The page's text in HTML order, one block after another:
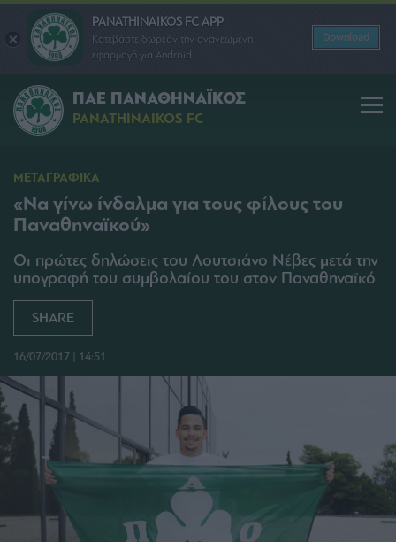
PANATHINAIKOS FC APP
Κατεβάστε δωρεάν την ανανεωμένη
εφαρμογή για Android
Download
ΠΑΕ ΠΑΝΑΘΗΝΑΪΚΟΣ
PANATHINAIKOS FC
ΜΕΤΑΓΡΑΦΙΚΑ
«Να γίνω ίνδαλμα για τους φίλους του
Παναθηναϊκού»
Οι πρώτες δηλώσεις του Λουτσιάνο Νέβες μετά την
υπογραφή του συμβολαίου του στον Παναθηναϊκό
SHARE
16/07/2017 | 14:51